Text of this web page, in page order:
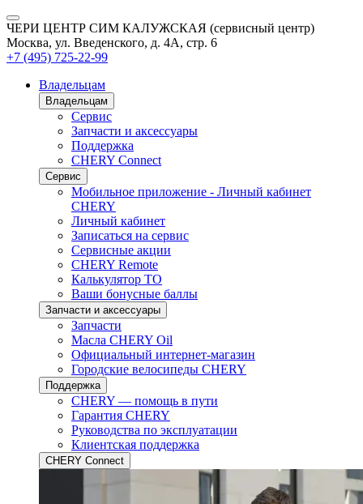
ЧЕРИ ЦЕНТР СИМ КАЛУЖСКАЯ (сервисный центр)
Москва, ул. Введенского, д. 4А, стр. 6
+7 (495) 725-22-99
Владельцам
Владельцам
Сервис
Запчасти и аксессуары
Поддержка
CHERY Connect
Сервис
Мобильное приложение - Личный кабинет
CHERY
Личный кабинет
Записаться на сервис
Сервисные акции
CHERY Remote
Калькулятор ТО
Ваши бонусные баллы
Запчасти и аксессуары
Запчасти
Масла CHERY Oil
Официальный интернет-магазин
Городские велосипеды CHERY
Поддержка
CHERY — помощь в пути
Гарантия CHERY
Руководства по эксплуатации
Клиентская поддержка
CHERY Connect